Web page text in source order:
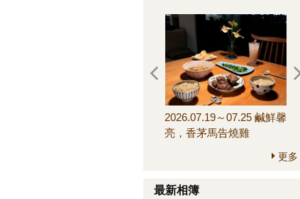
2026.07.19～07.25 鹹鮮馨
亮，香茅馬告燒雞
更多
最新相簿